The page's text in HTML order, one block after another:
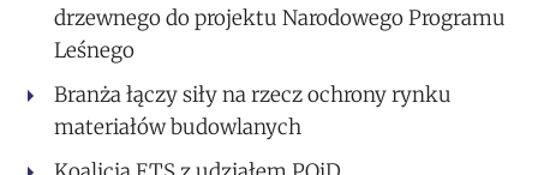
drzewnego do projektu Narodowego Programu
Leśnego
Branża łączy siły na rzecz ochrony rynku
materiałów budowlanych